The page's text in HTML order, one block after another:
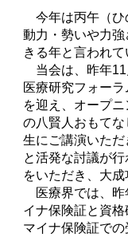
今年は丙午（ひ
動力・勢いや力
きる年と言われ
当会は、昨年11
医療研究フォー
を迎え、オープ
の八賢人おもて
生にご講演いた
と活発な討議が
をいただき、大
医療界では、昨
イナ保険証と資
マイナ保険証で